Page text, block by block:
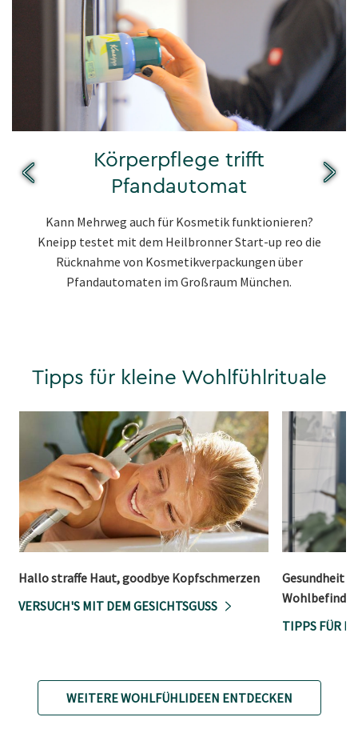
Körperpflege trifft
Pfandautomat
Kann Mehrweg auch für Kosmetik funktionieren?
Kneipp testet mit dem Heilbronner Start-up reo die
Rücknahme von Kosmetikverpackungen über
Pfandautomaten im Großraum München.
Tipps für kleine Wohlfühlrituale
Hallo straffe Haut, goodbye Kopfschmerzen
VERSUCH'S MIT DEM GESICHTSGUSS
Gesundheit
TIPPS FÜR
WEITERE WOHLFÜHLIDEEN ENTDECKEN